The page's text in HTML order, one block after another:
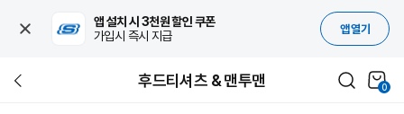
앱 설치 시 3천원 할인 쿠폰
가입시 즉시 지급
앱 열기
후드티셔츠 & 맨투맨 0